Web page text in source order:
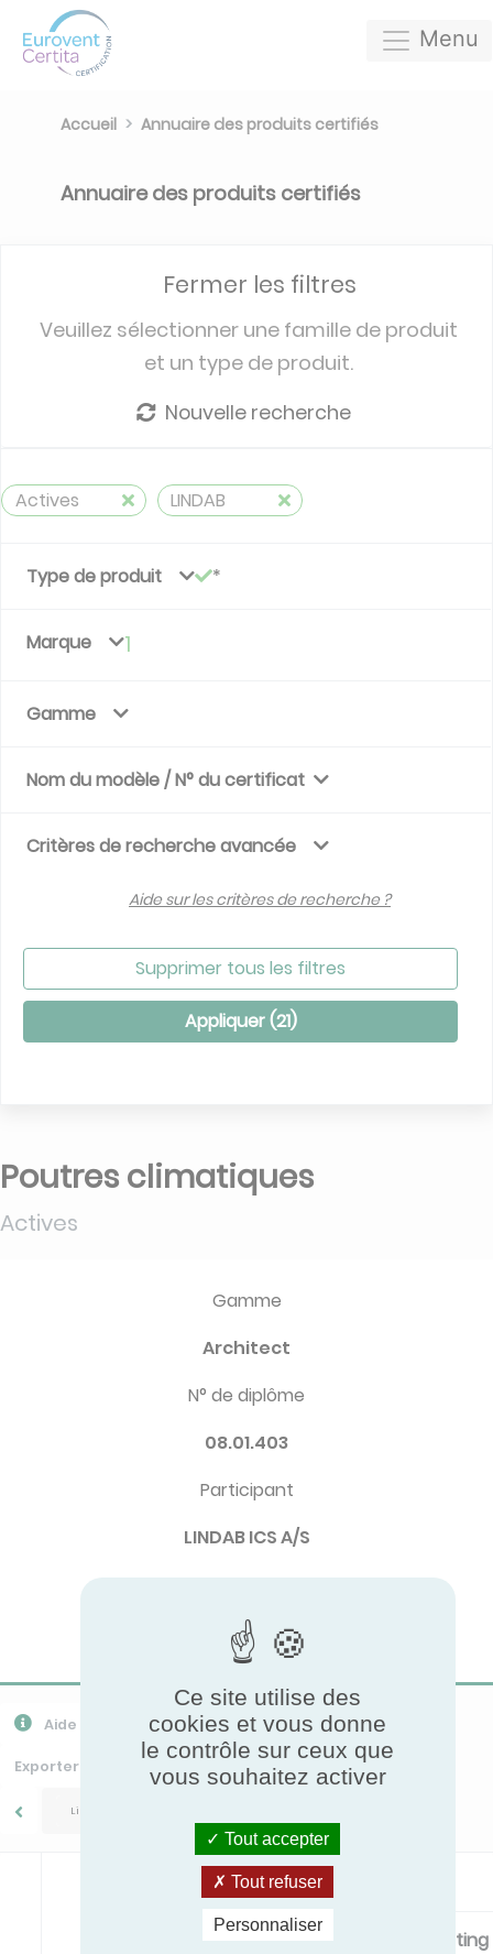
Menu
Accueil Annuaire des produits certifiés
Annuaire des produits certifiés
Fermer les filtres
Veuillez sélectionner une famille de produit
et un type de produit.
Nouvelle recherche
Actives LINDAB
Type de produit
Marque 1
Gamme
Nom du modèle / N° du certificat
Critères de recherche avancée
Aide sur les critères de recherche ?
Supprimer tous les filtres
Appliquer (21)
Poutres climatiques
Actives
Gamme
Architect
N° de diplôme
08.01.403
Participant
LINDAB ICS A/S
Brand
Lindab
Aide Export CSV Télécharger PPR
Exporter Toutes Les Données
Lindab/Architect
Standard
Primary air flow
Ce site utilise des
cookies et vous donne
le contrôle sur ceux que
vous souhaitez activer
Tout accepter
Tout refuser
Personnaliser